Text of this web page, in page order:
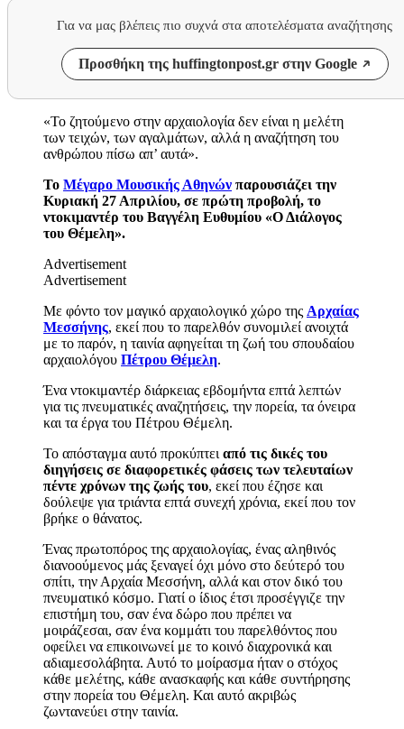
Για να μας βλέπεις πιο συχνά στα αποτελέσματα αναζήτησης
Προσθήκη της huffingtonpost.gr στην Google
«Το ζητούμενο στην αρχαιολογία δεν είναι η μελέτη
των τειχών, των αγαλμάτων, αλλά η αναζήτηση του
ανθρώπου πίσω απ’ αυτά».
Το Μέγαρο Μουσικής Αθηνών παρουσιάζει την
Κυριακή 27 Απριλίου, σε πρώτη προβολή, το
ντοκιμαντέρ του Βαγγέλη Ευθυμίου «Ο Διάλογος
του Θέμελη».
Advertisement
Advertisement
Με φόντο τον μαγικό αρχαιολογικό χώρο της Αρχαίας
Μεσσήνης, εκεί που το παρελθόν συνομιλεί ανοιχτά
με το παρόν, η ταινία αφηγείται τη ζωή του σπουδαίου
αρχαιολόγου Πέτρου Θέμελη.
Ένα ντοκιμαντέρ διάρκειας εβδομήντα επτά λεπτών
για τις πνευματικές αναζητήσεις, την πορεία, τα όνειρα
και τα έργα του Πέτρου Θέμελη.
Το απόσταγμα αυτό προκύπτει από τις δικές του
διηγήσεις σε διαφορετικές φάσεις των τελευταίων
πέντε χρόνων της ζωής του, εκεί που έζησε και
δούλεψε για τριάντα επτά συνεχή χρόνια, εκεί που τον
βρήκε ο θάνατος.
Ένας πρωτοπόρος της αρχαιολογίας, ένας αληθινός
διανοούμενος μάς ξεναγεί όχι μόνο στο δεύτερό του
σπίτι, την Αρχαία Μεσσήνη, αλλά και στον δικό του
πνευματικό κόσμο. Γιατί ο ίδιος έτσι προσέγγιζε την
επιστήμη του, σαν ένα δώρο που πρέπει να
μοιράζεσαι, σαν ένα κομμάτι του παρελθόντος που
οφείλει να επικοινωνεί με το κοινό διαχρονικά και
αδιαμεσολάβητα. Αυτό το μοίρασμα ήταν ο στόχος
κάθε μελέτης, κάθε ανασκαφής και κάθε συντήρησης
στην πορεία του Θέμελη. Και αυτό ακριβώς
ζωντανεύει στην ταινία.